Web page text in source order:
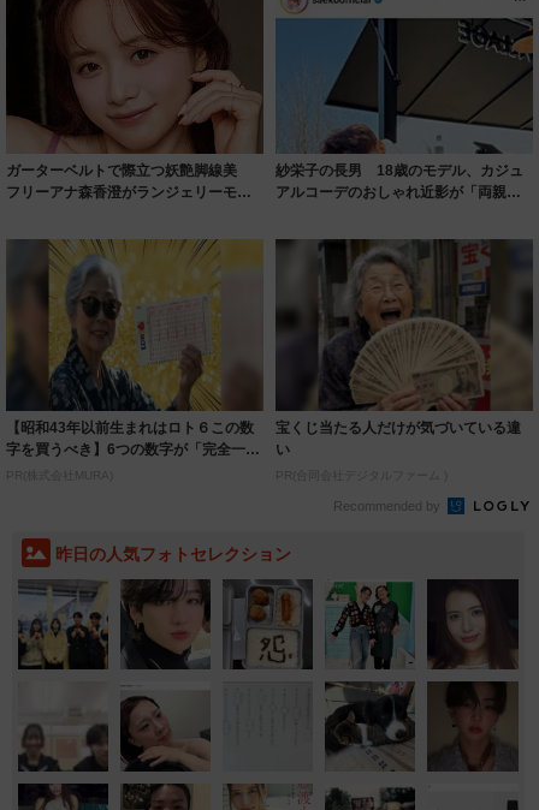
ガーターベルトで際立つ妖艶脚線美
フリーアナ森香澄がランジェリーモデ
紗栄子の長男 18歳のモデル、カジュ
アルコーデのおしゃれ近影が「両親の
【昭和43年以前生まれはロト６この数
字を買うべき】6つの数字が「完全一
致」する方...
PR(株式会社MURA)
宝くじ当たる人だけが気づいている違
い
PR(合同会社デジタルファーム )
Recommended by
昨日の人気フォトセレクション